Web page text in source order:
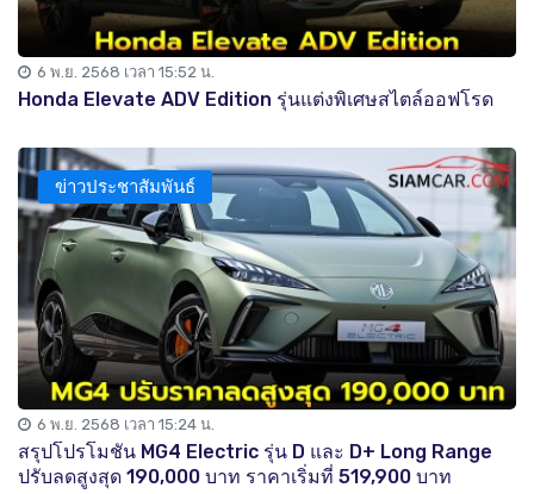
6 พ.ย. 2568 เวลา 15:52 น.
Honda Elevate ADV Edition รุ่นแต่งพิเศษสไตล์ออฟโรด
ข่าวประชาสัมพันธ์
6 พ.ย. 2568 เวลา 15:24 น.
สรุปโปรโมชัน MG4 Electric รุ่น D และ D+ Long Range
ปรับลดสูงสุด 190,000 บาท ราคาเริ่มที่ 519,900 บาท